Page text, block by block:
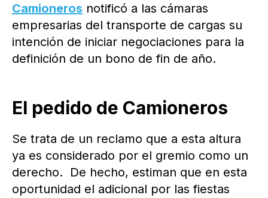
Camioneros notificó a las cámaras
empresarias del transporte de cargas su
intención de iniciar negociaciones para la
definición de un bono de fin de año.
El pedido de Camioneros
Se trata de un reclamo que a esta altura
ya es considerado por el gremio como un
derecho. De hecho, estiman que en esta
oportunidad el adicional por las fiestas